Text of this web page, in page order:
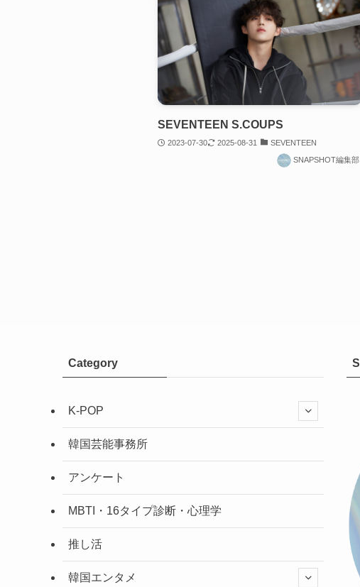
SEVENTEEN S.COUPS
2023-07-30 2025-08-31 SEVENTEEN
SNAPSHOT編集部
Category
K-POP
韓国芸能事務所
アンケート
MBTI・16タイプ診断・心理学
推し活
韓国エンタメ